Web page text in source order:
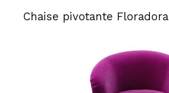
Chaise pivotante Floradora